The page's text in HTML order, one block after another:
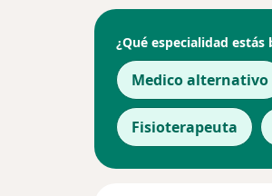
¿Qué especialidad estás
Medico alternativo
Fisioterapeuta